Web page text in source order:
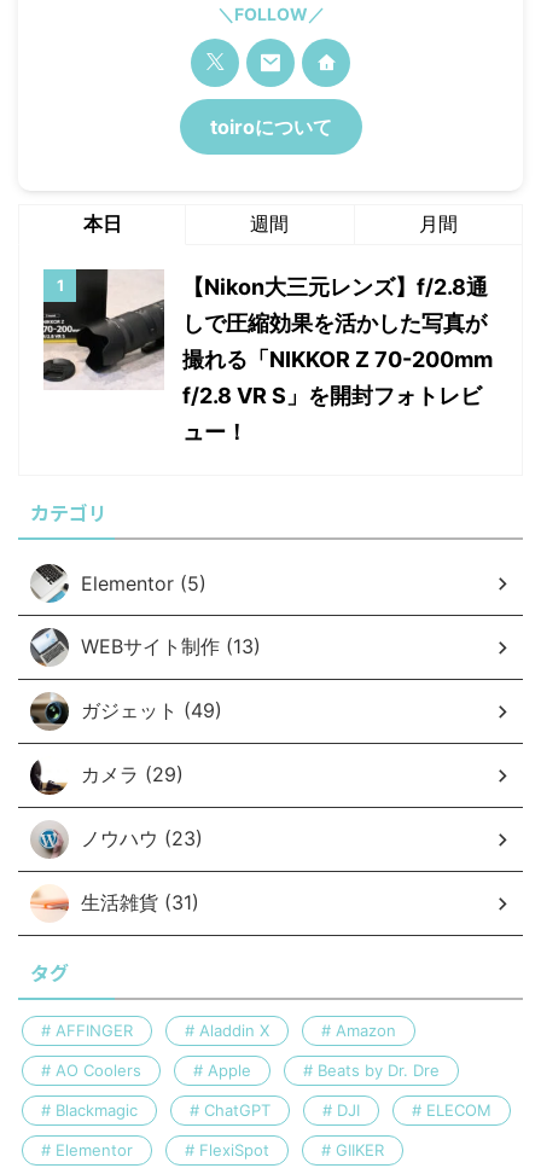
＼FOLLOW／
toiroについて
本日 週間 月間
【Nikon大三元レンズ】f/2.8通
しで圧縮効果を活かした写真が
撮れる「NIKKOR Z 70-200mm
f/2.8 VR S」を開封フォトレビ
ュー！
カテゴリ
Elementor (5)
WEBサイト制作 (13)
ガジェット (49)
カメラ (29)
ノウハウ (23)
生活雑貨 (31)
タグ
AFFINGER Aladdin X Amazon
AO Coolers Apple Beats by Dr. Dre
Blackmagic ChatGPT DJI ELECOM
Elementor FlexiSpot GIIKER